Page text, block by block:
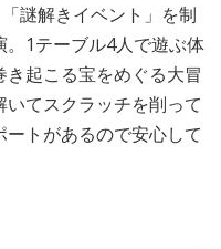
謎解きイベント」を制
1テーブル4人で遊ぶ体
起こる宝をめぐる大冒
てスクラッチを削って
トがあるので安心して